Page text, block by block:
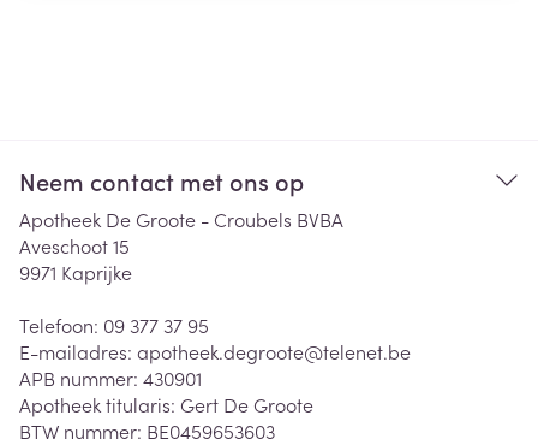
Neem contact met ons op
Apotheek De Groote - Croubels BVBA
Aveschoot 15
9971 Kaprijke
Telefoon: 09 377 37 95
E-mailadres: apotheek.degroote@telenet.be
APB nummer: 430901
Apotheek titularis: Gert De Groote
BTW nummer: BE0459653603